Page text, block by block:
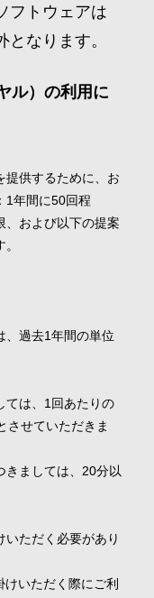
フトウェアは
となります。
ル）の利用に
提供するために、お
1年間に50回程
、および以下の提案
過去1年間の単位
ては、1回あたりの
させていただきま
きましては、20分以
ただく必要があり
いただく際にご利